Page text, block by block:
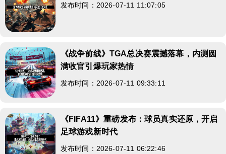
发布时间：2026-07-11 11:07:05
《战争前线》TGA总决赛震撼落幕，内测圆
满收官引爆玩家热情
发布时间：2026-07-11 09:33:11
《FIFA11》重磅发布：球员真实还原，开启
足球游戏新时代
发布时间：2026-07-11 06:22:46